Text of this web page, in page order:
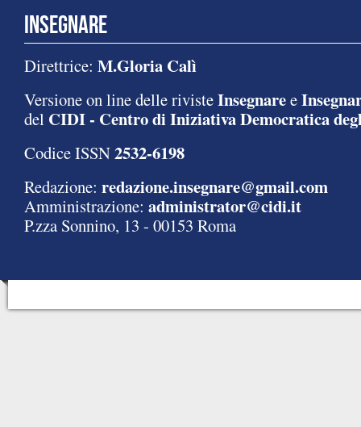
INSEGNARE
Direttrice: M.Gloria Calì
Versione on line delle rivisteInsegnaree
del CIDI - Centro di Iniziativa Democratica
Codice ISSN2532-6198
Redazione: redazione.insegnare@gmail.com
Amministrazione: administrator@cidi.it
P.zza Sonnino, 13 - 00153 Roma